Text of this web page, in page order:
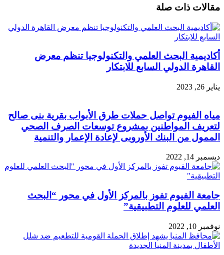
البريد
مقالات ذات صلة
أكاديمية البحث العلمي والتكنولوجيا تنظم معرض
القاهرة الدولي السابع للابتكار
يناير 26, 2023
مياه الفيوم تواصل حملات طرق الأبواب بقرية بنى صالح
لتعريف المواطنين بمشروع توسعات الصرف الصحي
الممول من البنك الأوروبى لإعادة الإعمار والتنمية
ديسمبر 14, 2022
جامعة الفيوم تفوز بالمركز الأول في محور “البحث
العلمي للعلوم التطبيقية”
نوفمبر 10, 2022